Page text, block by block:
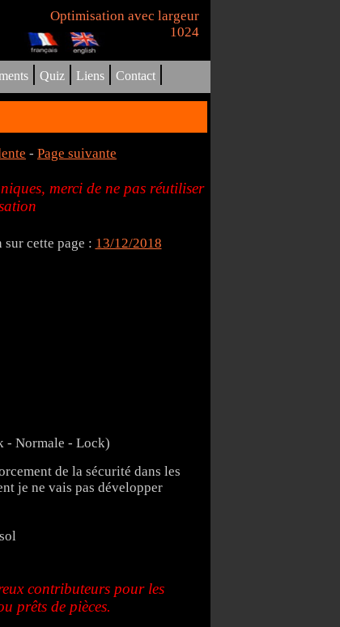
Optimisation avec largeur
1024
| Quiz | Liens | Contact |
- Page suivante
merci de ne pas réutiliser
cette page : 13/12/2018
- Normale - Lock)
de la sécurité dans les
je ne vais pas développer
contributeurs pour les
prêts de pièces.